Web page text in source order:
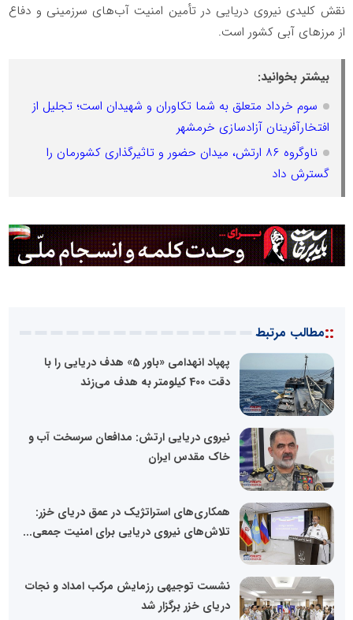
نقش کلیدی نیروی دریایی در تأمین امنیت آب‌های سرزمینی و دفاع
از مرزهای آبی کشور است.
بیشتر بخوانید:
سوم خرداد متعلق به شما تکاوران و شهیدان است؛ تجلیل از
افتخارآفرینان آزادسازی خرمشهر
ناوگروه ۸۶ ارتش، میدان حضور و تاثیرگذاری کشورمان را
گسترش داد
::مطالب مرتبط
پهپاد انهدامی «باور 5» هدف دریایی را با
دقت 400 کیلومتر به هدف می‌زند
نیروی دریایی ارتش: مدافعان سرسخت آب و
خاک مقدس ایران
همکاری‌های استراتژیک در عمق دریای خزر:
تلاش‌های نیروی دریایی برای امنیت جمعی...
نشست توجیهی رزمایش مرکب امداد و نجات
دریای خزر برگزار شد